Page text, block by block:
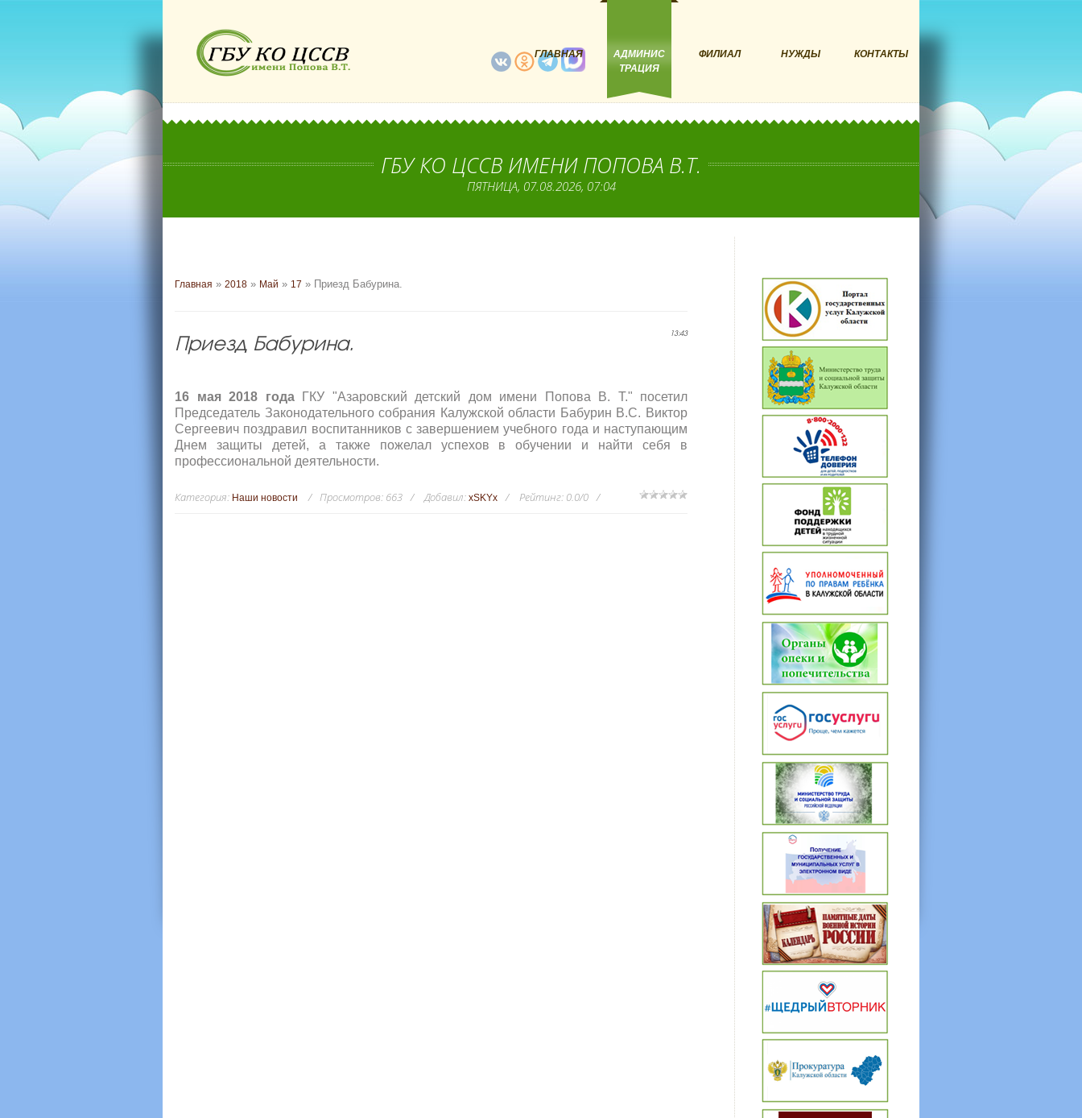
ГЛАВНАЯ
АДМИНИС
ТРАЦИЯ
ФИЛИАЛ НУЖДЫ КОНТАКТЫ
ГБУ КО ЦССВ ИМЕНИ ПОПОВА В.Т.
ПЯТНИЦА, 07.08.2026, 07:04
Главная » 2018 » Май » 17 » Приезд Бабурина.
13:43
Приезд Бабурина.
16 мая 2018 годаГКУ "Азаровский детский дом имени Попова В. Т." посетил
Председатель Законодательного собрания Калужской области Бабурин В.С. Виктор
Сергеевич поздравил воспитанников с завершением учебного года и наступающим
Днем защиты детей, а также пожелал успехов в обучении и найти себя в
профессиональной деятельности.
Категория: Наши новости Просмотров: 663 Добавил: xSKYx Рейтинг: 0.0/0